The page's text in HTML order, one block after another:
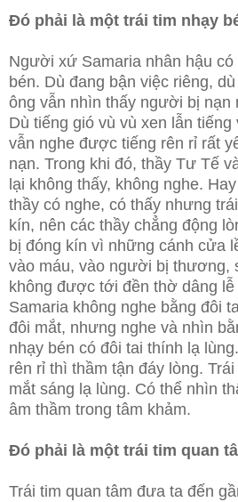
Đó phải là một trái tim nhạy
Người xứ Samaria nhân hậu có
bén. Dù đang bận việc riêng,
ông vẫn nhìn thấy người bị nạn
Dù tiếng gió vù vù xen lẫn
vẫn nghe được tiếng rên rỉ rất
nạn. Trong khi đó, thầy Tư Tế
lại không thấy, không nghe.
thầy có nghe, có thấy nhưng
kín, nên các thầy chẳng động
bị đóng kín vì những cánh cửa
vào máu, vào người bị thương,
không được tới đền thờ dâng
Samaria không nghe bằng đôi
đôi mắt, nhưng nghe và nhìn
nhạy bén có đôi tai thính lạ
rên rỉ thì thầm tận đáy lòng.
mắt sáng lạ lùng. Có thể nhìn
âm thầm trong tâm khảm.
Đó phải là một trái tim quan
Trái tim quan tâm đưa ta đến